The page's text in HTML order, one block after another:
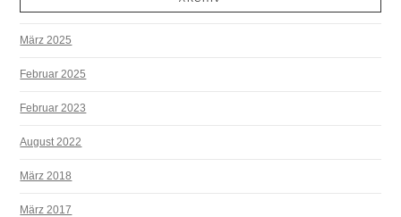
März 2025
Februar 2025
Februar 2023
August 2022
März 2018
März 2017